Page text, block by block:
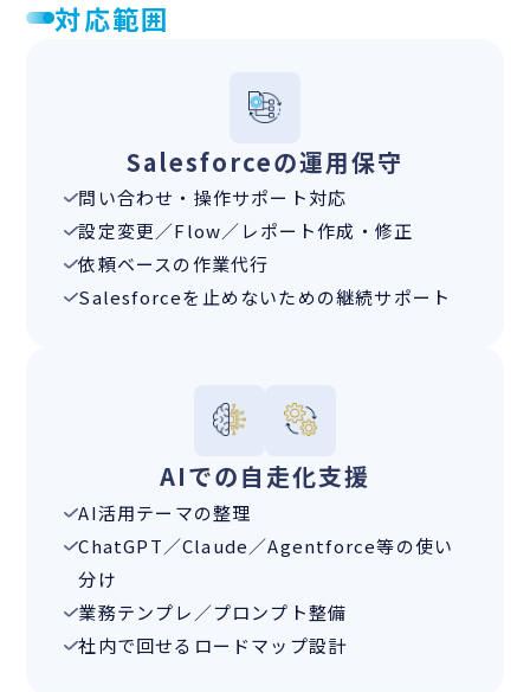
対応範囲
Salesforceの運用保守
問い合わせ・操作サポート対応
設定変更／Flow／レポート作成・修正
依頼ベースの作業代行
Salesforceを止めないための継続サポート
AIでの自走化支援
AI活用テーマの整理
ChatGPT／Claude／Agentforce等の使い
分け
業務テンプレ／プロンプト整備
社内で回せるロードマップ設計